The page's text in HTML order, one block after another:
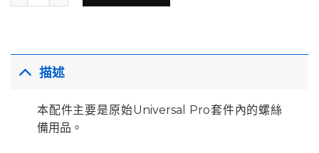
描述
本配件主要是原始Universal Pro套件內的螺絲
備用品。